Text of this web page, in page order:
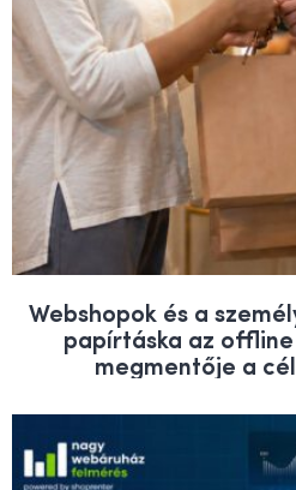
Webshopok és a
papírtáska az
megmentője a